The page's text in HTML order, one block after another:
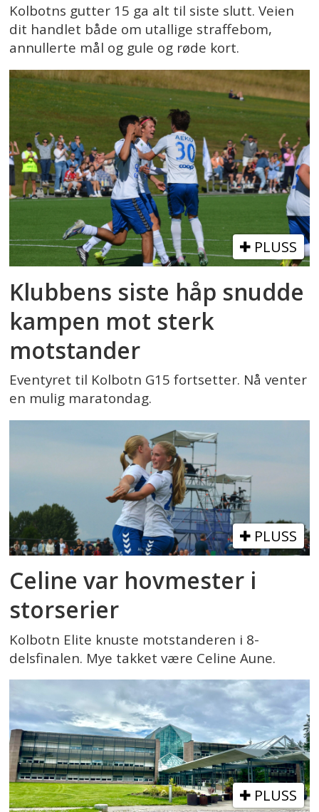
Kolbotns gutter 15 ga alt til siste slutt. Veien
dit handlet både om utallige straffebom,
annullerte mål og gule og røde kort.
PLUSS
Klubbens siste håp snudde
kampen mot sterk
motstander
Eventyret til Kolbotn G15 fortsetter. Nå venter
en mulig maratondag.
PLUSS
Celine var hovmester i
storserier
Kolbotn Elite knuste motstanderen i 8-
delsfinalen. Mye takket være Celine Aune.
PLUSS